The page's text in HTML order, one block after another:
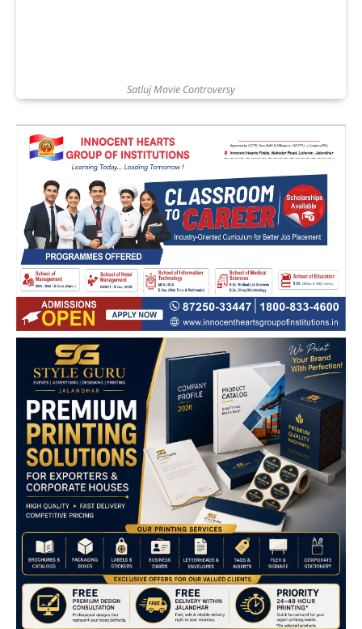
Satluj Movie Controversy